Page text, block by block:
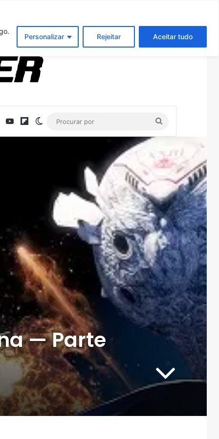
Personalizar Rejeitar Aceitar tudo
YouTubeFlipboardSwitch skin
por
— Parte